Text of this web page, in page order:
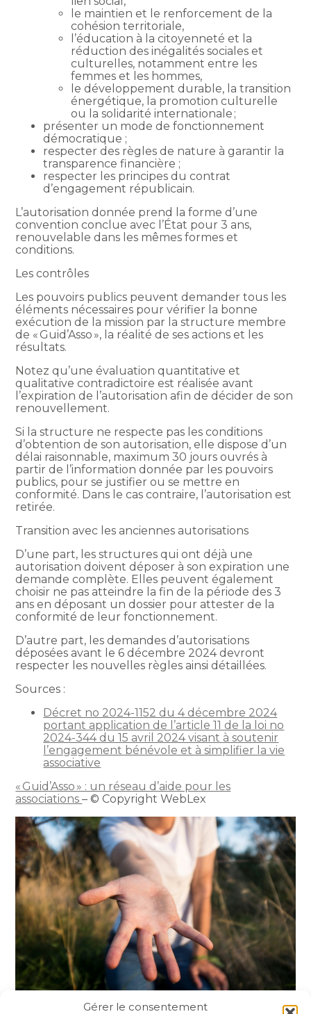
Gérer le consentement
le maintien et le renforcement de la
cohésion territoriale,
l’éducation à la citoyenneté et la
réduction des inégalités sociales et
culturelles, notamment entre les
femmes et les hommes,
le développement durable, la transition
énergétique, la promotion culturelle
ou la solidarité internationale ;
présenter un mode de fonctionnement
démocratique ;
respecter des règles de nature à garantir la
transparence financière ;
respecter les principes du contrat
d’engagement républicain.
L’autorisation donnée prend la forme d’une
convention conclue avec l’État pour 3 ans,
renouvelable dans les mêmes formes et
conditions.
Les contrôles
Les pouvoirs publics peuvent demander tous les
éléments nécessaires pour vérifier la bonne
exécution de la mission par la structure membre
de « Guid’Asso », la réalité de ses actions et les
résultats.
Notez qu’une évaluation quantitative et
qualitative contradictoire est réalisée avant
l’expiration de l’autorisation afin de décider de son
renouvellement.
Si la structure ne respecte pas les conditions
d’obtention de son autorisation, elle dispose d’un
délai raisonnable, maximum 30 jours ouvrés à
partir de l’information donnée par les pouvoirs
publics, pour se justifier ou se mettre en
conformité. Dans le cas contraire, l’autorisation est
retirée.
Transition avec les anciennes autorisations
D’une part, les structures qui ont déjà une
autorisation doivent déposer à son expiration une
demande complète. Elles peuvent également
choisir ne pas atteindre la fin de la période des 3
ans en déposant un dossier pour attester de la
conformité de leur fonctionnement.
D’autre part, les demandes d’autorisations
déposées avant le 6 décembre 2024 devront
respecter les nouvelles règles ainsi détaillées.
Sources :
Décret no 2024-1152 du 4 décembre 2024
portant application de l’article 11 de la loi no
2024-344 du 15 avril 2024 visant à soutenir
l’engagement bénévole et à simplifier la vie
associative
« Guid’Asso » : un réseau d’aide pour les
associations– © Copyright WebLex